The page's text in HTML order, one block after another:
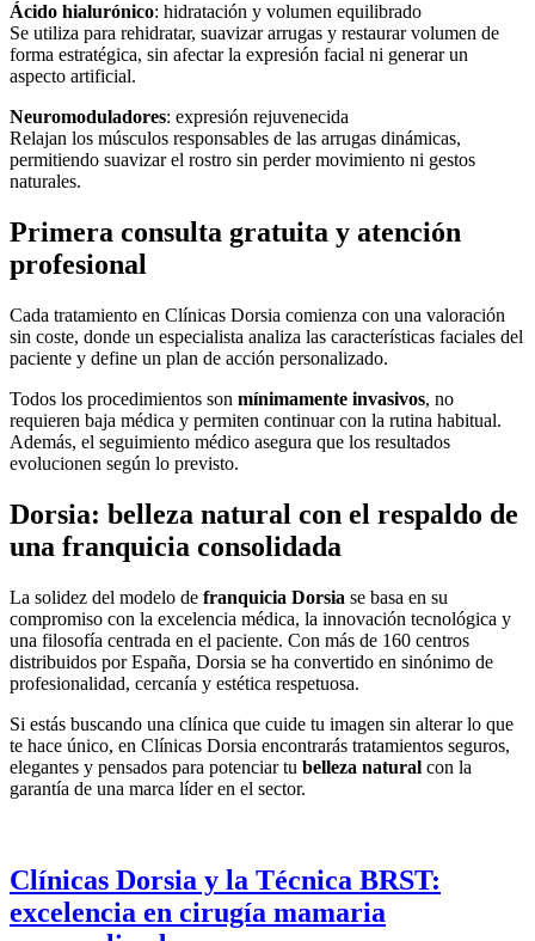
Ácido hialurónico: hidratación y volumen equilibrado
Se utiliza para rehidratar, suavizar arrugas y restaurar volumen de
forma estratégica, sin afectar la expresión facial ni generar un
aspecto artificial.
Neuromoduladores: expresión rejuvenecida
Relajan los músculos responsables de las arrugas dinámicas,
permitiendo suavizar el rostro sin perder movimiento ni gestos
naturales.
Primera consulta gratuita y atención
profesional
Cada tratamiento en Clínicas Dorsia comienza con una valoración
sin coste, donde un especialista analiza las características faciales del
paciente y define un plan de acción personalizado.
Todos los procedimientos son mínimamente invasivos, no
requieren baja médica y permiten continuar con la rutina habitual.
Además, el seguimiento médico asegura que los resultados
evolucionen según lo previsto.
Dorsia: belleza natural con el respaldo de
una franquicia consolidada
La solidez del modelo de franquicia Dorsia se basa en su
compromiso con la excelencia médica, la innovación tecnológica y
una filosofía centrada en el paciente. Con más de 160 centros
distribuidos por España, Dorsia se ha convertido en sinónimo de
profesionalidad, cercanía y estética respetuosa.
Si estás buscando una clínica que cuide tu imagen sin alterar lo que
te hace único, en Clínicas Dorsia encontrarás tratamientos seguros,
elegantes y pensados para potenciar tu belleza natural con la
garantía de una marca líder en el sector.
Clínicas Dorsia y la Técnica BRST:
excelencia en cirugía mamaria